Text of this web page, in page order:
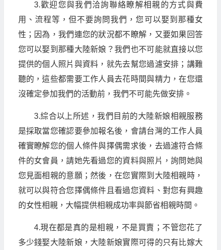
3.歡迎您與我們洽詢聯絡瞭解相親的方式與費
用、流程等，但不要詢問我們，您可以娶到那種女
性；因為，我們連您的狀況都不瞭解，又要如果回答
您可以娶到那種大陸新娘？我們也不可能就直接以您
提供的個人照片與資料，就先去幫您過濾安排；講難
聽的，這些都需要工作人員去花時間與精力，在您還
沒確定參加我們的活動前，我們不可能先做安排。
3.綜合以上所述，我們目前的大陸新娘相親服務
是採取當您確認要參加報名後，會請台灣的工作人員
確實瞭解您的個人條件與擇偶需求後，去過濾符合條
件的女會員，請她先看過您的資料與照片，詢問她與
您見面相親的意願；然後，在您實際到大陸相親時，
就可以與符合您擇偶條件且看過您資料、對您有興趣
的女性相親，大幅提供相親成功率與節省相親時間。
4.現在都是真的是相親，不是買賣；不管您花了
多少錢娶大陸新娘，大陸新娘實際可得的只有比嫁大